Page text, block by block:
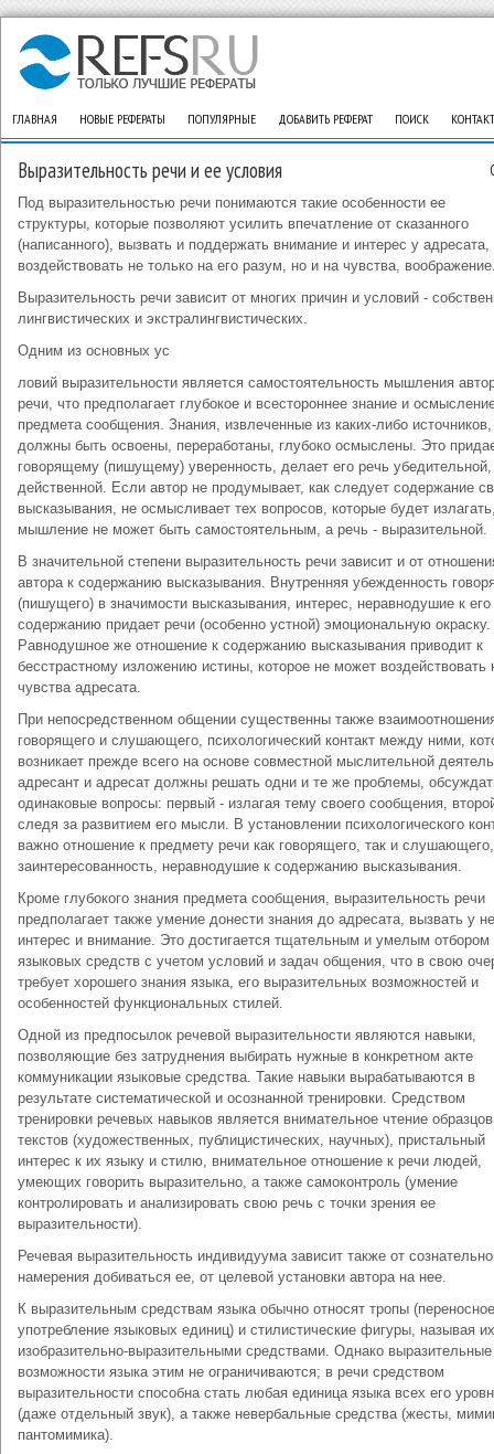
ГЛАВНАЯ НОВЫЕ РЕФЕРАТЫ ПОПУЛЯРНЫЕ ДОБАВИТЬ РЕФЕРАТ ПОИСК
Выразительность речи и ее условия
Под выразительностью речи понимаются такие особенности ее
структуры, которые позволяют усилить впечатление от сказанного
(написанного), вызвать и поддержать внимание и интерес у адресата,
воздействовать не только на его разум, но и на чувства,
Выразительность речи зависит от многих причин и условий -
лингвистических и экстралингвистических.
Одним из основных ус
ловий выразительности является самостоятельность мышления
речи, что предполагает глубокое и всестороннее знание и
предмета сообщения. Знания, извлеченные из каких-либо источников,
должны быть освоены, переработаны, глубоко осмыслены. Это
говорящему (пишущему) уверенность, делает его речь убедительной,
действенной. Если автор не продумывает, как следует содержание
высказывания, не осмысливает тех вопросов, которые будет
мышление не может быть самостоятельным, а речь - выразительной.
В значительной степени выразительность речи зависит и от
автора к содержанию высказывания. Внутренняя убежденность
(пишущего) в значимости высказывания, интерес, неравнодушие к его
содержанию придает речи (особенно устной) эмоциональную окраску.
Равнодушное же отношение к содержанию высказывания приводит к
бесстрастному изложению истины, которое не может воздействовать
чувства адресата.
При непосредственном общении существенны также
говорящего и слушающего, психологический контакт между ними,
возникает прежде всего на основе совместной мыслительной
адресант и адресат должны решать одни и те же проблемы,
одинаковые вопросы: первый - излагая тему своего сообщения,
следя за развитием его мысли. В установлении психологического
важно отношение к предмету речи как говорящего, так и
заинтересованность, неравнодушие к содержанию высказывания.
Кроме глубокого знания предмета сообщения, выразительность речи
предполагает также умение донести знания до адресата, вызвать у
интерес и внимание. Это достигается тщательным и умелым отбором
языковых средств с учетом условий и задач общения, что в свою
требует хорошего знания языка, его выразительных возможностей и
особенностей функциональных стилей.
Одной из предпосылок речевой выразительности являются навыки,
позволяющие без затруднения выбирать нужные в конкретном акте
коммуникации языковые средства. Такие навыки вырабатываются в
результате систематической и осознанной тренировки. Средством
тренировки речевых навыков является внимательное чтение
текстов (художественных, публицистических, научных), пристальный
интерес к их языку и стилю, внимательное отношение к речи людей,
умеющих говорить выразительно, а также самоконтроль (умение
контролировать и анализировать свою речь с точки зрения ее
выразительности).
Речевая выразительность индивидуума зависит также от
намерения добиваться ее, от целевой установки автора на нее.
К выразительным средствам языка обычно относят тропы (переносное
употребление языковых единиц) и стилистические фигуры, называя их
изобразительно-выразительными средствами. Однако выразительные
возможности языка этим не ограничиваются; в речи средством
выразительности способна стать любая единица языка всех его
(даже отдельный звук), а также невербальные средства (жесты,
пантомимика).